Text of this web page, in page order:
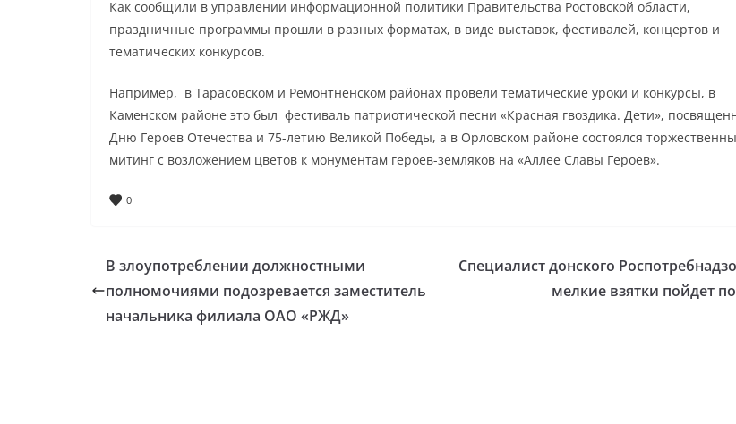
Как сообщили в управлении информационной политики Правительства Ростовской области,
праздничные программы прошли в разных форматах, в виде выставок, фестивалей, концертов и
тематических конкурсов.
Например, в Тарасовском и Ремонтненском районах провели тематические уроки и конкурсы, в
Каменском районе это был фестиваль патриотической песни «Красная гвоздика. Дети»,
Дню Героев Отечества и 75-летию Великой Победы, а в Орловском районе состоялся
митинг с возложением цветов к монументам героев-земляков на «Аллее Славы Героев».
0
В злоупотреблении должностными
полномочиями подозревается заместитель
начальника филиала ОАО «РЖД»
Специалист донского
мелкие взятки пойдет